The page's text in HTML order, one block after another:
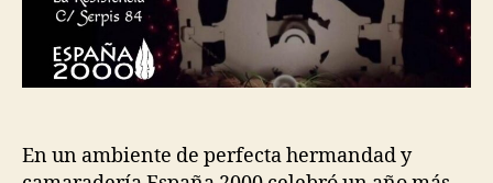
En un ambiente de perfecta hermandad y